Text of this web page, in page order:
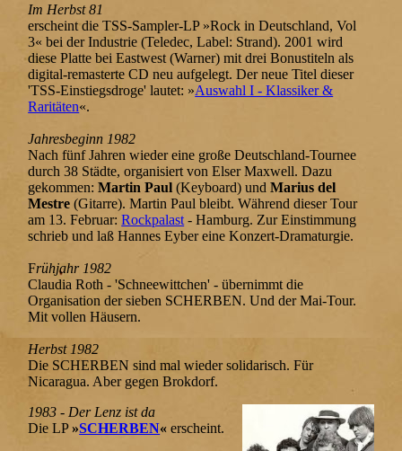
Im Herbst 81
erscheint die TSS-Sampler-LP »Rock in Deutschland, Vol
3« bei der Industrie (Teledec, Label: Strand). 2001 wird
diese Platte bei Eastwest (Warner) mit drei Bonustiteln als
digital-remasterte CD neu aufgelegt. Der neue Titel dieser
'TSS-Einstiegsdroge' lautet: »Auswahl I - Klassiker &
Raritäten«.
Jahresbeginn 1982
Nach fünf Jahren wieder eine große Deutschland-Tournee
durch 38 Städte, organisiert von Elser Maxwell. Dazu
gekommen:Martin Paul (Keyboard) undMarius del
Mestre (Gitarre). Martin Paul bleibt. Während dieser Tour
am 13. Februar:Rockpalast - Hamburg. Zur Einstimmung
schrieb und laß Hannes Eyber eine Konzert-Dramaturgie.
Frühjahr 1982
Claudia Roth - 'Schneewittchen' - übernimmt die
Organisation der sieben SCHERBEN. Und der Mai-Tour.
Mit vollen Häusern.
Herbst 1982
Die SCHERBEN sind mal wieder solidarisch. Für
Nicaragua. Aber gegen Brokdorf.
1983 - Der Lenz ist da
Die LP»SCHERBEN« erscheint.